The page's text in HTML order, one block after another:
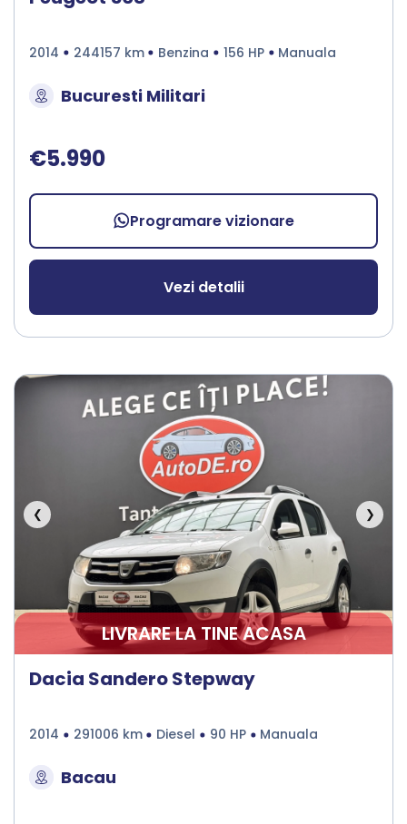
2014 244157 km Benzina 156 HP Manuala
Bucuresti Militari
€5.990
Programare vizionare
Vezi detalii
❮ ❯
LIVRARE LA TINE ACASA
Dacia Sandero Stepway
2014 291006 km Diesel 90 HP Manuala
Bacau